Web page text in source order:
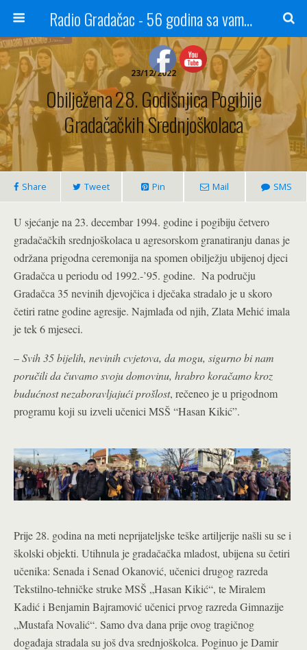
Radio Gradačac - 56 godina sa vama...
23/12/2022
Obilježena 28. Godišnjica Pogibije
Gradačačkih Srednjoškolaca
Share Tweet Pin Mail SMS
U sjećanje na 23. decembar 1994. godine i pogibiju četvero
gradačačkih srednjoškolaca u agresorskom granatiranju danas je
održana prigodna ceremonija na spomen obilježju ubijenoj djeci
Gradačca u periodu od 1992.-’95. godine. Na području
Gradačca 35 nevinih djevojčica i dječaka stradalo je u skoro
četiri ratne godine agresije. Najmlađa od njih, Zlata Mehić imala
je tek 6 mjeseci.
–Svih 35 bijelih, nevinih cvjetova, da mogu, sigurno bi nam
poručili da čuvamo svoju domovinu, hrabro koračamo kroz
budućnost nezaboravljajući prošlost, rečeneo je u prigodnom
programu koji su izveli učenici MSŠ “Hasan Kikić”.
Prije 28. godina na meti neprijateljske teške artiljerije našli su se i
školski objekti. Utihnula je gradačačka mladost, ubijena su četiri
učenika: Senada i Senad Okanović, učenici drugog razreda
Tekstilno-tehničke struke MSŠ „Hasan Kikić“, te Miralem
Kadić i Benjamin Bajramović učenici prvog razreda Gimnazije
„Mustafa Novalić“. Samo dva dana prije ovog tragičnog
događaja stradala su još dva srednjoškolca. Poginuo je Damir